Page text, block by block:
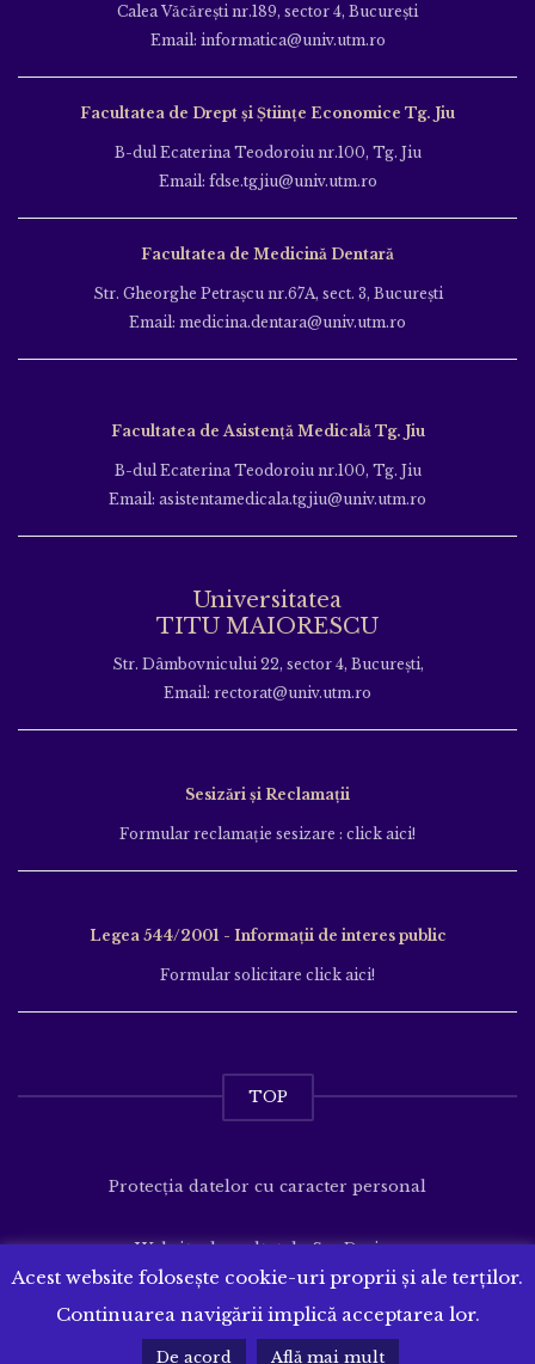
Calea Văcăreşti nr.189, sector 4, Bucureşti
Email: informatica@univ.utm.ro
Facultatea de Drept și Științe Economice Tg. Jiu
B-dul Ecaterina Teodoroiu nr.100, Tg. Jiu
Email: fdse.tgjiu@univ.utm.ro
Facultatea de Medicină Dentară
Str. Gheorghe Petraşcu nr.67A, sect. 3, Bucureşti
Email: medicina.dentara@univ.utm.ro
Facultatea de Asistență Medicală Tg. Jiu
B-dul Ecaterina Teodoroiu nr.100, Tg. Jiu
Email: asistentamedicala.tgjiu@univ.utm.ro
Universitatea
TITU MAIORESCU
Str. Dâmbovnicului 22, sector 4, București,
Email: rectorat@univ.utm.ro
Sesizări și Reclamații
Formular reclamație sesizare : click aici!
Legea 544/2001 - Informații de interes public
Formular solicitare click aici!
TOP
Protecția datelor cu caracter personal
Website dezvoltat deSenDesign
Acest website folosește cookie-uri proprii și ale terților.
Continuarea navigării implică acceptarea lor.
De acord Află mai mult